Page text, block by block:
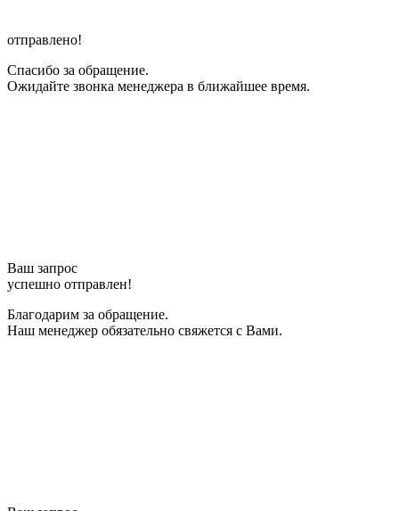
отправлено!
Спасибо за обращение.
Ожидайте звонка менеджера в ближайшее время.
Ваш запрос
успешно отправлен!
Благодарим за обращение.
Наш менеджер обязательно свяжется с Вами.